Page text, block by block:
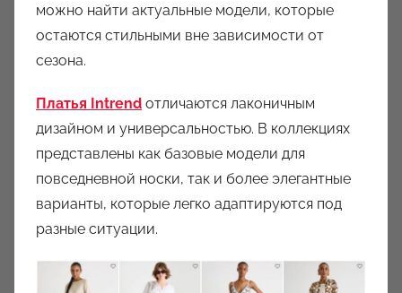
можно найти актуальные модели, которые
остаются стильными вне зависимости от
сезона.
Платья Intrend отличаются лаконичным
дизайном и универсальностью. В коллекциях
представлены как базовые модели для
повседневной носки, так и более элегантные
варианты, которые легко адаптируются под
разные ситуации.